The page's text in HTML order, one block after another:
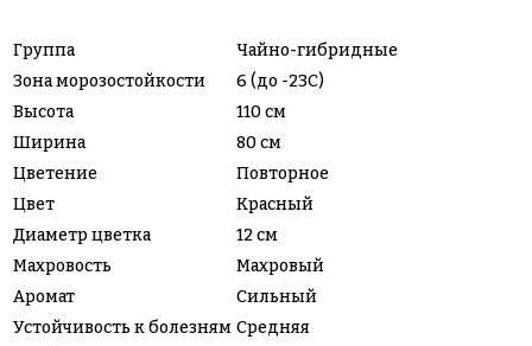
Группа
Чайно-гибридные
Зона морозостойкости
6 (до -23С)
Высота
110 см
Ширина
80 см
Цветение
Повторное
Цвет
Красный
Диаметр цветка
12 см
Махровость
Махровый
Аромат
Сильный
Устойчивость к болезням Средняя